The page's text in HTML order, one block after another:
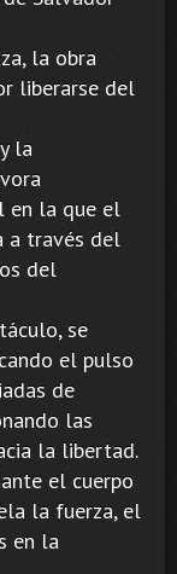
la obra
liberarse del
la
en la que el
a través del
del
se
el pulso
de
las
la libertad.
el cuerpo
la fuerza, el
en la